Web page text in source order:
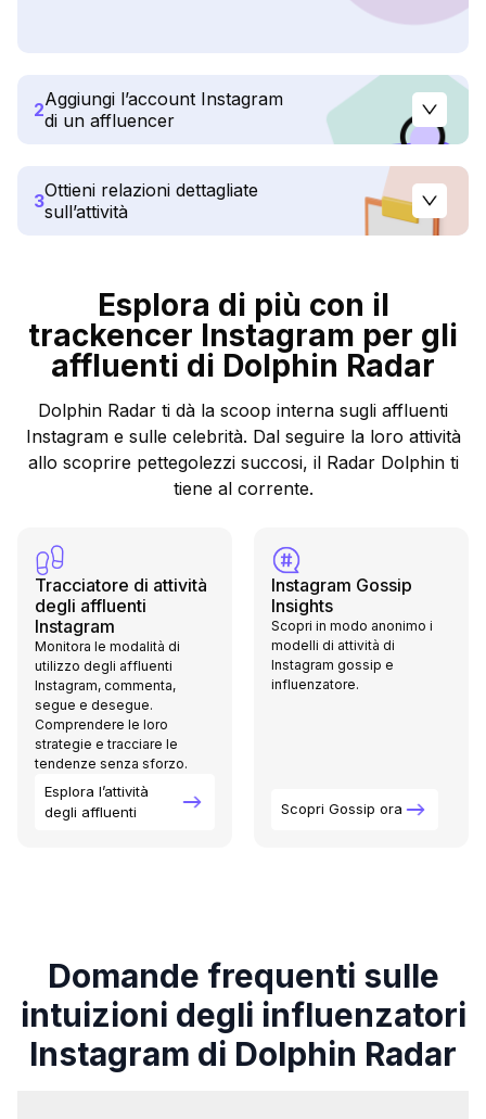
2Aggiungi l’account Instagram
di un affluencer
3Ottieni relazioni dettagliate
sull’attività
Esplora di più con il
trackencer Instagram per gli
affluenti di Dolphin Radar
Dolphin Radar ti dà la scoop interna sugli affluenti
Instagram e sulle celebrità. Dal seguire la loro attività
allo scoprire pettegolezzi succosi, il Radar Dolphin ti
tiene al corrente.
Tracciatore di attività
degli affluenti
Instagram
Monitora le modalità di
utilizzo degli affluenti
Instagram, commenta,
segue e desegue.
Comprendere le loro
strategie e tracciare le
tendenze senza sforzo.
Esplora l’attività
degli affluenti
Instagram Gossip
Insights
Scopri in modo anonimo i
modelli di attività di
Instagram gossip e
influenzatore.
Scopri Gossip ora
Domande frequenti sulle
intuizioni degli influenzatori
Instagram di Dolphin Radar